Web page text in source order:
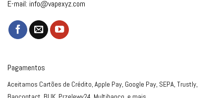
E-mail: info@vapexyz.com
Pagamentos
Aceitamos Cartões de Crédito, Apple Pay, Google Pay, SEPA, Trustly,